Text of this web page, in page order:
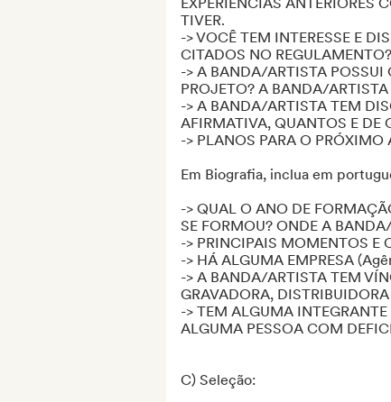
TIVER.
-> VOCÊ TEM INTERESSE E
CITADOS NO REGULAMENTO?
-> A BANDA/ARTISTA POSSUI
PROJETO? A BANDA/
-> A BANDA/ARTISTA TEM
AFIRMATIVA, QUANTOS E DE
-> PLANOS PARA O PRÓXIMO
Em Biografia, inclua em
-> QUAL O ANO DE
SE FORMOU? ONDE A
-> PRINCIPAIS MOMENTOS E
-> HÁ ALGUMA EMPRESA
-> A BANDA/ARTISTA TEM
GRAVADORA,
-> TEM ALGUMA
ALGUMA PESSOA COM
C) Seleção: